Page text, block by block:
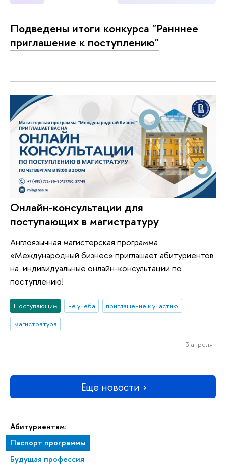
Абитуриентам:
Паспорт программы
Будущая профессия
Подведены итоги конкурса "Ранннее
приглашение к поступлению"
Онлайн-консультации для
поступающих в магистратуру
Англоязычная магистерская программа
«Международный бизнес» приглашает абитуриентов
на индивидуальные онлайн-консультации по
поступлению!
Поступающим не учеба
приглашение к участию
магистратура
3 апреля
Еще новости